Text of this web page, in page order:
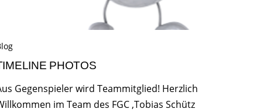
PHOTOS
Gegenspieler wird Teammitglied! Herzlich
im Team des FGC ,Tobias Schütz